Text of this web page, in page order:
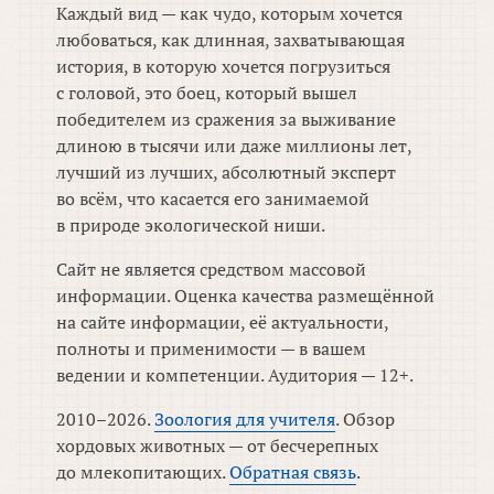
Каждый вид — как чудо, которым хочется
любоваться, как длинная, захватывающая
история, в которую хочется погрузиться
с головой, это боец, который вышел
победителем из сражения за выживание
длиною в тысячи или даже миллионы лет,
лучший из лучших, абсолютный эксперт
во всём, что касается его занимаемой
в природе экологической ниши.
Сайт не является средством массовой
информации. Оценка качества размещённой
на сайте информации, её актуальности,
полноты и применимости — в вашем
ведении и компетенции. Аудитория — 12+.
2010–2026.Зоология для учителя. Обзор
хордовых животных — от бесчерепных
до млекопитающих.Обратная связь.